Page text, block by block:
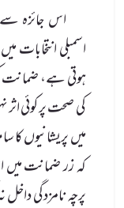
اس جائزہ
اسمبلی انتخابات
ہوتی ہے،
کی صحت پر کوئی اثر
میں پریشانیوں کا
کہ زر ضمانت میں
پرچہ نامزدگی